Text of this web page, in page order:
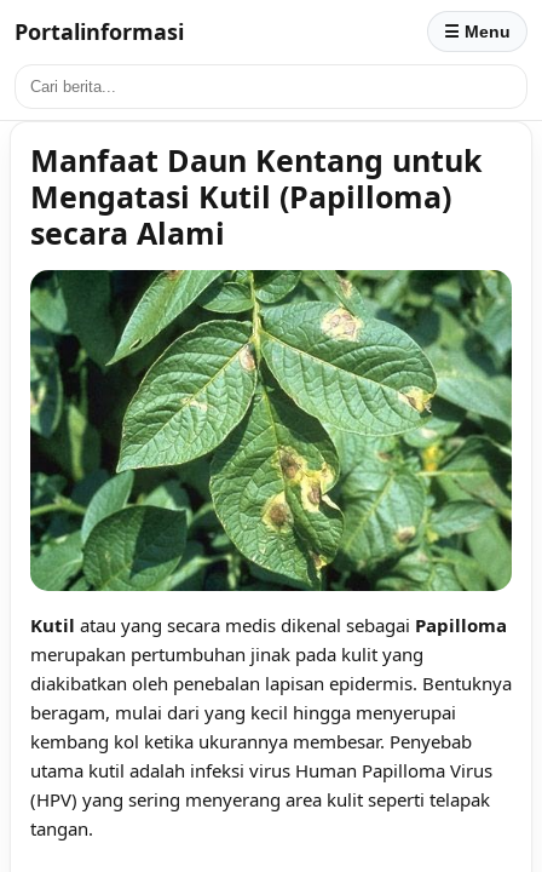
Portalinformasi ☰ Menu
Manfaat Daun Kentang untuk
Mengatasi Kutil (Papilloma)
secara Alami
Kutil atau yang secara medis dikenal sebagai Papilloma
merupakan pertumbuhan jinak pada kulit yang
diakibatkan oleh penebalan lapisan epidermis. Bentuknya
beragam, mulai dari yang kecil hingga menyerupai
kembang kol ketika ukurannya membesar. Penyebab
utama kutil adalah infeksi virus Human Papilloma Virus
(HPV) yang sering menyerang area kulit seperti telapak
tangan.